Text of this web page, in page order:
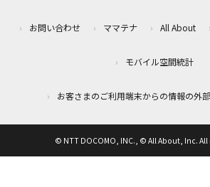
お問い合わせ ママテナ All About
モバイル空間統計
お客さまのご利用端末からの情報の外
© NTT DOCOMO, INC., © All About, Inc. All